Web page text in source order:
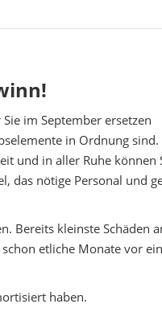
im September ersetzen
in Ordnung sind.
und in aller Ruhe können
das nötige Personal und
Bereits kleinste Schäden
etliche Monate vor
haben.